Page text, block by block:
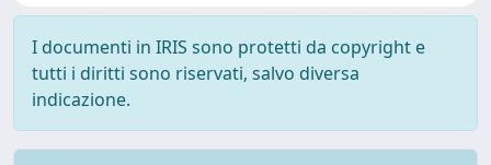
I documenti in IRIS sono protetti da copyright e
tutti i diritti sono riservati, salvo diversa
indicazione.